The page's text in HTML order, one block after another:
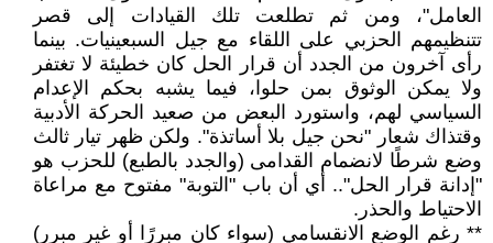
العامل"، ومن ثم تطلعت تلك القيادات إلى قصر
تتنظيمهم الحزبي على اللقاء مع جيل السبعينيات. بينما
رأى آخرون من الجدد أن قرار الحل كان خطيئة لا تغتفر
ولا يمكن الوثوق بمن حلوا، فيما يشبه بحكم الإعدام
السياسي لهم، واستورد البعض من صعيد الحركة الأدبية
وقتذاك شعار "نحن جيل بلا أساتذة". ولكن ظهر تيار ثالث
وضع شرطًا لانضمام القدامى (والجدد بالطبع) للحزب هو
"إدانة قرار الحل".. أي أن باب "التوبة" مفتوح مع مراعاة
الاحتياط والحذر.
** رغم الوضع الانقسامي (سواء كان مبررًا أو غير مبرر)